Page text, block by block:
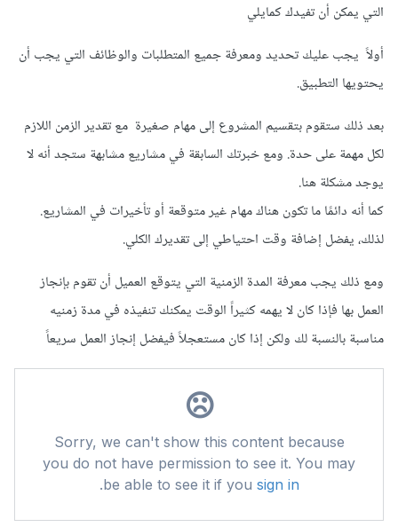
التي يمكن أن تفيدك كمايلي
أولاً يجب عليك تحديد ومعرفة جميع المتطلبات والوظائف التي يجب أن
يحتويها التطبيق.
بعد ذلك ستقوم بتقسيم المشروع إلى مهام صغيرة مع تقدير الزمن اللازم
لكل مهمة على حدة. ومع خبرتك السابقة في مشاريع مشابهة ستجد أنه لا
يوجد مشكلة هنا.
كما أنه دائمًا ما تكون هناك مهام غير متوقعة أو تأخيرات في المشاريع.
لذلك، يفضل إضافة وقت احتياطي إلى تقديرك الكلي.
ومع ذلك يجب معرفة المدة الزمنية التي يتوقع العميل أن تقوم بإنجاز
العمل بها فإذا كان لا يهمه كثيراً الوقت يمكنك تنفيذه في مدة زمنيه
مناسبة بالنسبة لك ولكن إذا كان مستعجلاً فيفضل إنجاز العمل سريعاً